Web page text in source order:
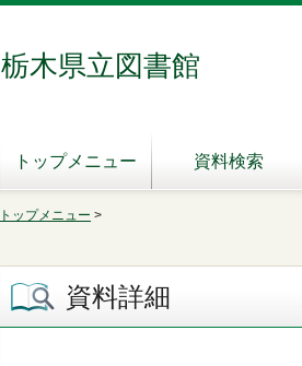
栃木県立図書館
トップメニュー 資料検索
トップメニュー >
資料詳細